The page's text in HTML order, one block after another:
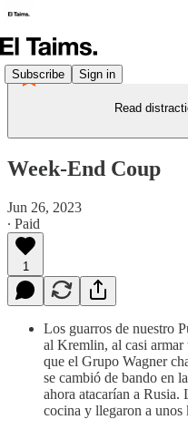
Subscribe Sign in
Read
Week-End Coup
Jun 26, 2023
∙ Paid
1
Los guarros de nuestro
al Kremlin, al casi armar
que el Grupo Wagner
se cambió de bando en
ahora atacarían a Rusia.
cocina y llegaron a